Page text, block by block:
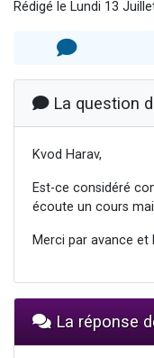
6
3
Rédigé le Lundi 13
La question
Kvod Harav,
Est-ce considéré
écoute un cours
Merci par avance et
La réponse